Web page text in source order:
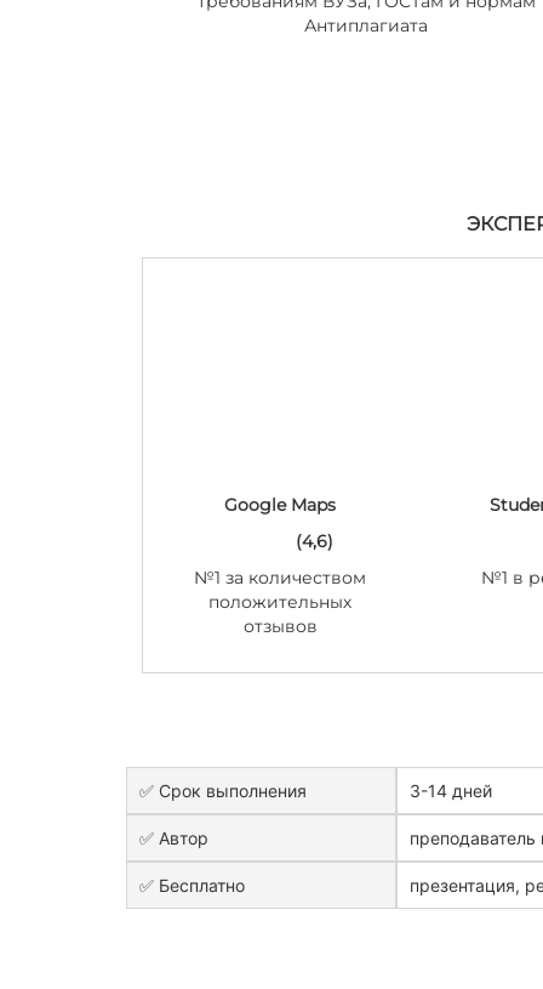
Антиплагиата
Google Maps
(4,6)
№1 за количеством
положительных
отзывов
№1 в
✅ Срок выполнения 3-14 дней
✅ Автор преподаватель
✅ Бесплатно презентация,